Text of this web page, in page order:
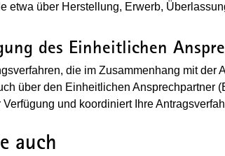
etwa über Herstellung, Erwerb,
des Einheitlichen
die im Zusammenhang mit
über den Einheitlichen Ansprechpartner
Verfügung und koordiniert Ihre
auch